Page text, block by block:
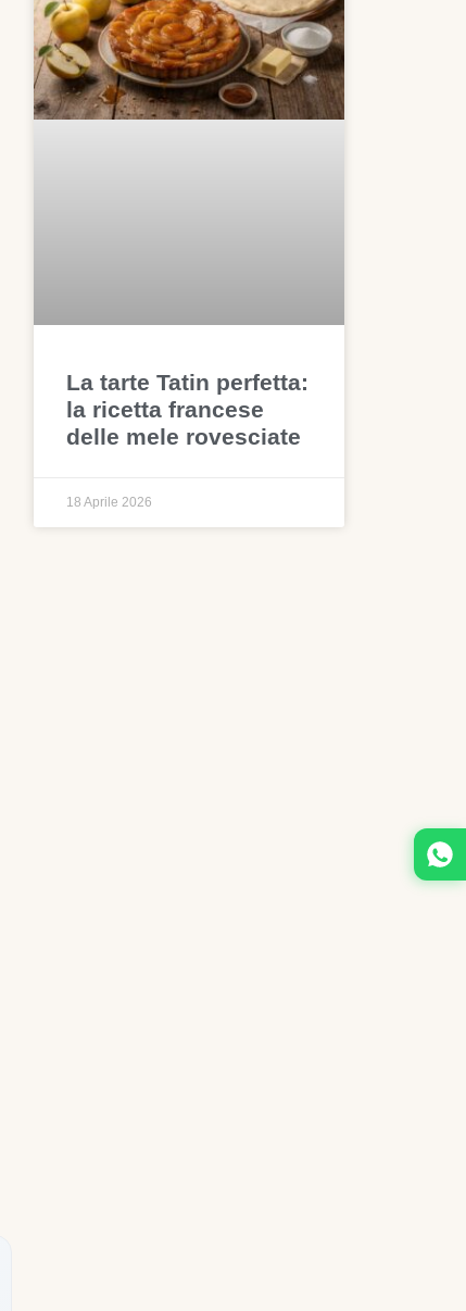
La tarte Tatin perfetta:
la ricetta francese
delle mele rovesciate
18 Aprile 2026